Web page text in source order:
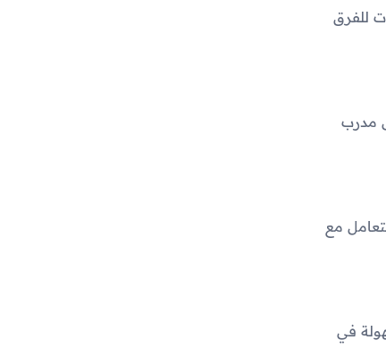
للفرق
مدرب
مع
في